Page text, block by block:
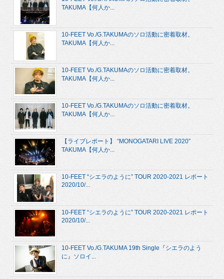
TAKUMA【何人か...
10-FEET Vo./G.TAKUMAのソロ活動に密着取材。
TAKUMA【何人か...
10-FEET Vo./G.TAKUMAのソロ活動に密着取材。
TAKUMA【何人か...
10-FEET Vo./G.TAKUMAのソロ活動に密着取材。
TAKUMA【何人か...
【ライブレポート】 “MONOGATARI LIVE 2020”
TAKUMA【何人か...
10-FEET “シエラのように” TOUR 2020-2021 レポート
2020/10/...
10-FEET “シエラのように” TOUR 2020-2021 レポート
2020/10/...
10-FEET Vo./G.TAKUMA 19th Single『シエラのよう
に』ソロイ...